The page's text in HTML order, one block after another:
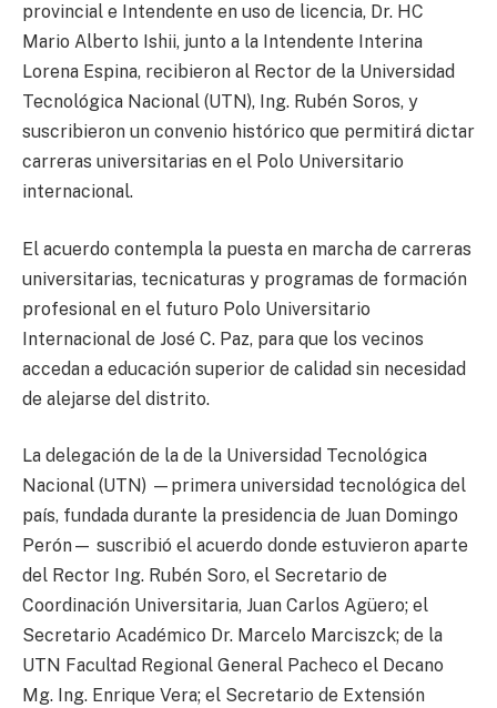
provincial e Intendente en uso de licencia, Dr. HC
Mario Alberto Ishii, junto a la Intendente Interina
Lorena Espina, recibieron al Rector de la Universidad
Tecnológica Nacional (UTN), Ing. Rubén Soros, y
suscribieron un convenio histórico que permitirá dictar
carreras universitarias en el Polo Universitario
internacional.
El acuerdo contempla la puesta en marcha de carreras
universitarias, tecnicaturas y programas de formación
profesional en el futuro Polo Universitario
Internacional de José C. Paz, para que los vecinos
accedan a educación superior de calidad sin necesidad
de alejarse del distrito.
La delegación de la de la Universidad Tecnológica
Nacional (UTN) —primera universidad tecnológica del
país, fundada durante la presidencia de Juan Domingo
Perón— suscribió el acuerdo donde estuvieron aparte
del Rector Ing. Rubén Soro, el Secretario de
Coordinación Universitaria, Juan Carlos Agüero; el
Secretario Académico Dr. Marcelo Marciszck; de la
UTN Facultad Regional General Pacheco el Decano
Mg. Ing. Enrique Vera; el Secretario de Extensión